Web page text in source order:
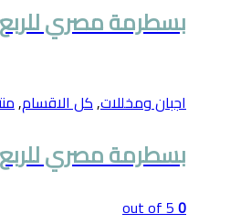
بسطرمة مصري
اجبان ومخللات,كل الاقسام,
بسطرمة مصري
0
out of 5